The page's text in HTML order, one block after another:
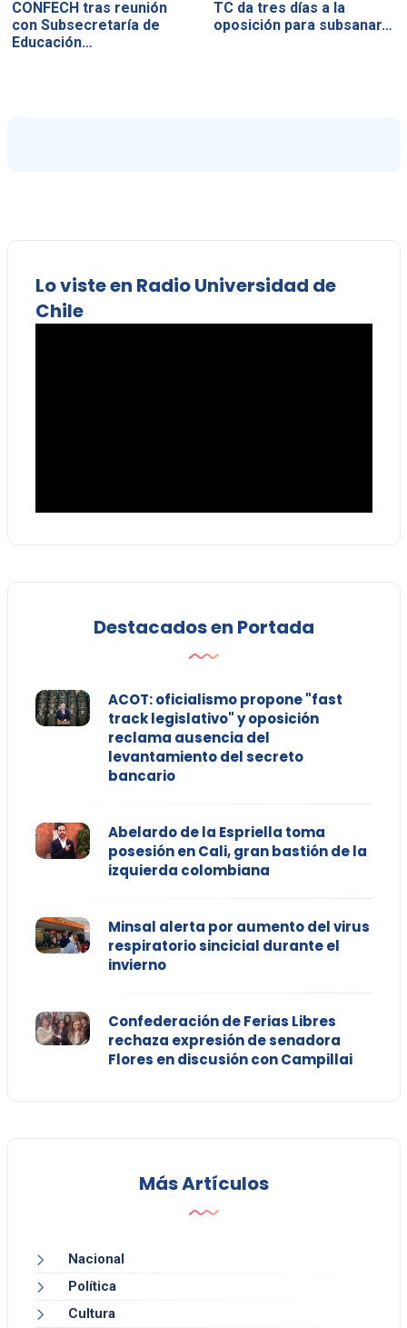
CONFECH tras reunión
con Subsecretaría de
Educación…
TC da tres días a la
oposición para subsanar…
Lo viste en Radio Universidad de
Chile
Destacados en Portada
ACOT: oficialismo propone "fast
track legislativo" y oposición
reclama ausencia del
levantamiento del secreto
bancario
Abelardo de la Espriella toma
posesión en Cali, gran bastión de la
izquierda colombiana
Minsal alerta por aumento del virus
respiratorio sincicial durante el
invierno
Confederación de Ferias Libres
rechaza expresión de senadora
Flores en discusión con Campillai
Más Artículos
Nacional
Política
Cultura